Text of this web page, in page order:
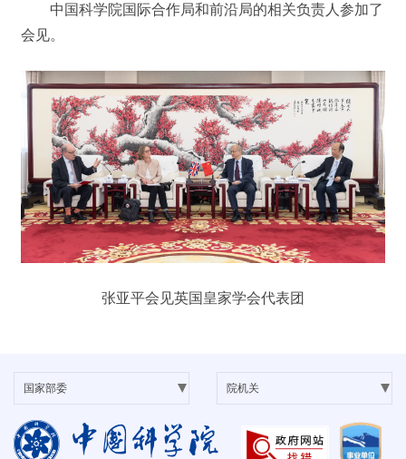
中国科学院国际合作局和前沿局的相关负责人参加了
会见。
张亚平会见英国皇家学会代表团